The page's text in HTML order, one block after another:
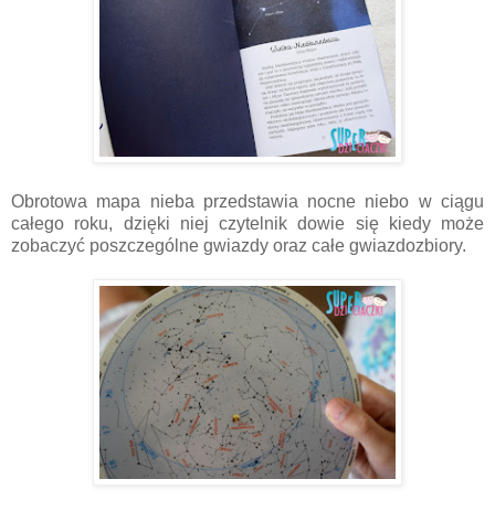
Obrotowa mapa nieba przedstawia nocne niebo w ciągu
całego roku, dzięki niej czytelnik dowie się kiedy może
zobaczyć poszczególne gwiazdy oraz całe gwiazdozbiory.